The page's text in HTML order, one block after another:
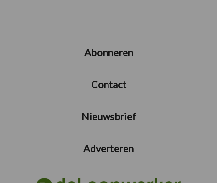
Abonneren
Contact
Nieuwsbrief
Adverteren